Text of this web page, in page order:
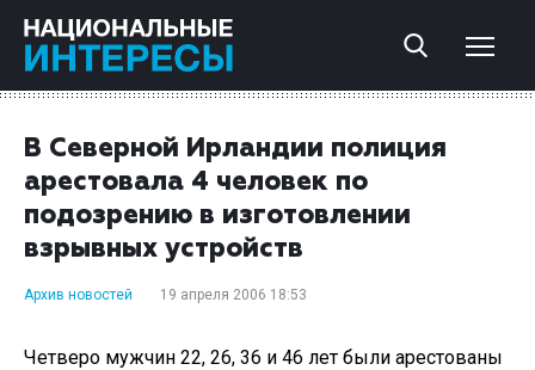
В Северной Ирландии полиция
арестовала 4 человек по
подозрению в изготовлении
взрывных устройств
Архив новостей 19 апреля 2006 18:53
Четверо мужчин 22, 26, 36 и 46 лет были арестованы